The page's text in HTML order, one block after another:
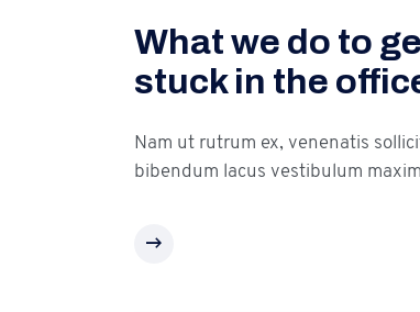
What we do to
stuck in the
Nam ut rutrum ex, venenatis
bibendum lacus vestibulum